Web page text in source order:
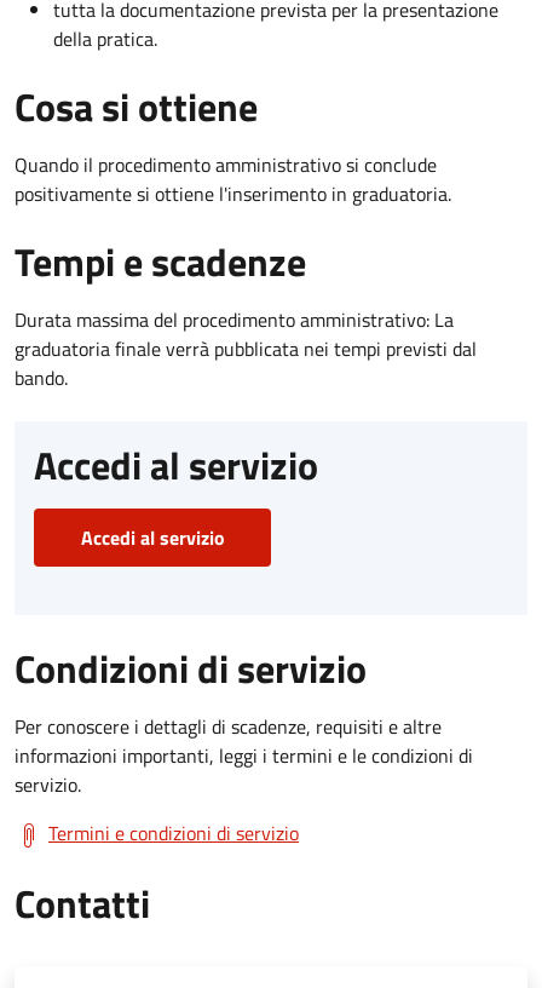
tutta la documentazione prevista per la presentazione
della pratica.
Cosa si ottiene
Quando il procedimento amministrativo si conclude
positivamente si ottiene l'inserimento in graduatoria.
Tempi e scadenze
Durata massima del procedimento amministrativo: La
graduatoria finale verrà pubblicata nei tempi previsti dal
bando.
Accedi al servizio
Accedi al servizio
Condizioni di servizio
Per conoscere i dettagli di scadenze, requisiti e altre
informazioni importanti, leggi i termini e le condizioni di
servizio.
Termini e condizioni di servizio
Contatti